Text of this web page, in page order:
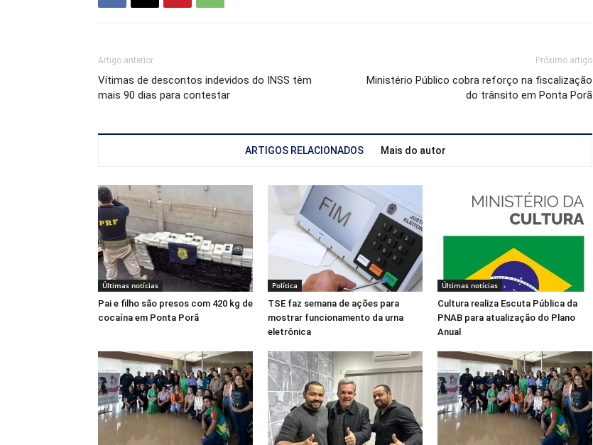
Artigo anterior
Vítimas de descontos indevidos do INSS têm
mais 90 dias para contestar
Próximo artigo
Ministério Público cobra reforço na fiscalização
do trânsito em Ponta Porã
ARTIGOS RELACIONADOS Mais do autor
Últimas notícias
Pai e filho são presos com 420 kg de
cocaína em Ponta Porã
Política
TSE faz semana de ações para
mostrar funcionamento da urna
eletrônica
Últimas notícias
Cultura realiza Escuta Pública da
PNAB para atualização do Plano
Anual